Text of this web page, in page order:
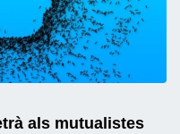
als mutualistes